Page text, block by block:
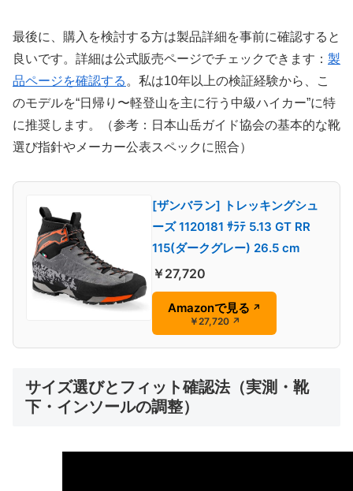
最後に、購入を検討する方は製品詳細を事前に確認すると
良いです。詳細は公式販売ページでチェックできます： 製
品ページを確認する 。私は10年以上の検証経験から、こ
のモデルを“日帰り〜軽登山を主に行う中級ハイカー”に特
に推奨します。（参考：日本山岳ガイド協会の基本的な靴
選び指針やメーカー公表スペックに照合）
[ザンバラン] トレッキングシュ
ーズ 1120181 ｻﾗﾃ 5.13 GT RR
115(ダークグレー) 26.5 cm
￥27,720
Amazonで見る ↗
￥27,720 ↗
サイズ選びとフィット確認法（実測・靴
下・インソールの調整）